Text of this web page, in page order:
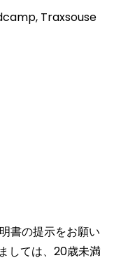
Traxsouse
書の提示をお願い
しては、20歳未満